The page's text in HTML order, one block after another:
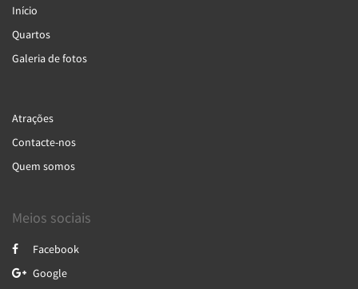
Início
Quartos
Galeria de fotos
Atrações
Contacte-nos
Quem somos
Meios sociais
Facebook
Google